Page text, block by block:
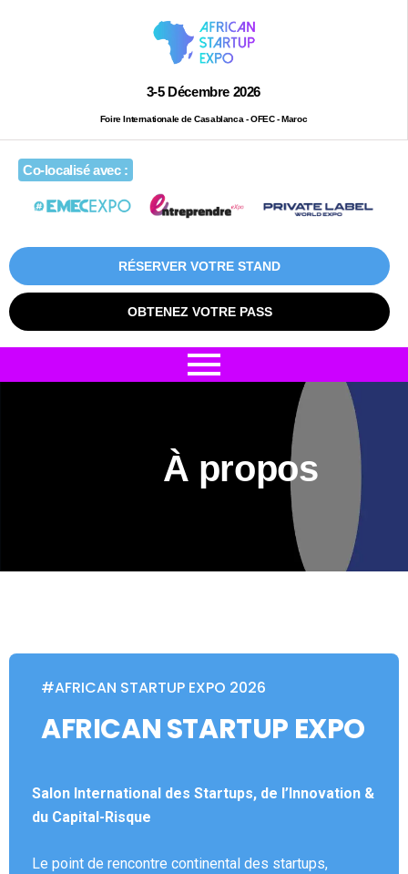
3-5 Décembre 2026
Foire Internationale de Casablanca - OFEC - Maroc
Co-localisé avec :
RÉSERVER VOTRE STAND
OBTENEZ VOTRE PASS
À propos
#AFRICAN STARTUP EXPO 2026
AFRICAN STARTUP EXPO
Salon International des Startups, de l’Innovation &
du Capital-Risque
Le point de rencontre continental des startups,